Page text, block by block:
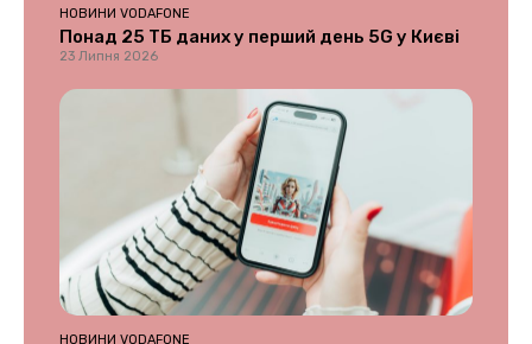
НОВИНИ VODAFONE
Понад 25 ТБ даних у перший день 5G у Києві
23 Липня 2026
НОВИНИ VODAFONE